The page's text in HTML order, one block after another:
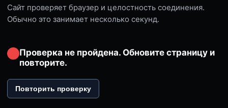
Сайт проверяет браузер и целостность соединения.
Обычно это занимает несколько секунд.
Проверка не пройдена. Обновите страницу и
повторите.
Повторить проверку